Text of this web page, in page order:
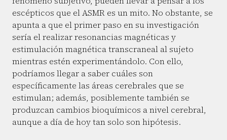
escépticos que el ASMR es un mito. No obstante, se
apunta a que el primer paso en su investigación
sería el realizar resonancias magnéticas y
estimulación magnética transcraneal al sujeto
mientras estén experimentándolo. Con ello,
podríamos llegar a saber cuáles son
específicamente las áreas cerebrales que se
estimulan; además, posiblemente también se
produzcan cambios bioquímicos a nivel cerebral,
aunque a día de hoy tan solo son hipótesis.